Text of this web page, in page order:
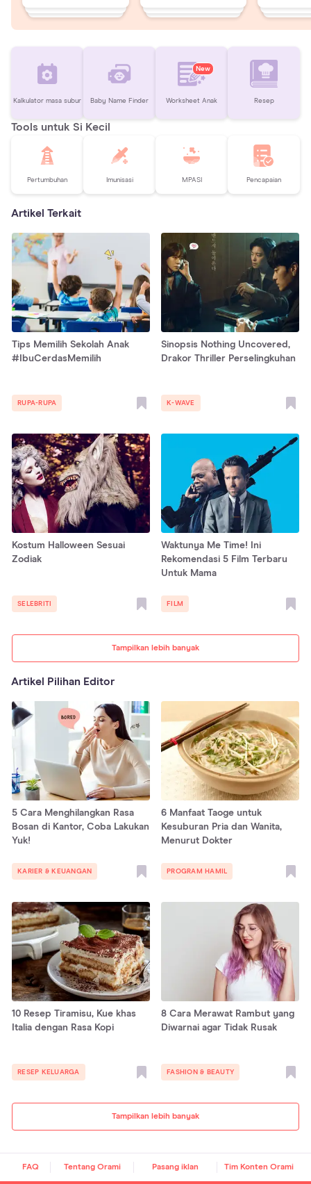
Kalkulator masa subur Baby Name Finder
New
Worksheet Anak Resep
Tools untuk Si Kecil
Pertumbuhan Imunisasi MPASI Pencapaian
Artikel Terkait
Tampilkan lebih banyak
Tips Memilih Sekolah Anak
#IbuCerdasMemilih
RUPA-RUPA
Sinopsis Nothing Uncovered,
Drakor Thriller Perselingkuhan
K-WAVE
Kostum Halloween Sesuai
Zodiak
SELEBRITI
Waktunya Me Time! Ini
Rekomendasi 5 Film Terbaru
Untuk Mama
FILM
Artikel Pilihan Editor
Tampilkan lebih banyak
5 Cara Menghilangkan Rasa
Bosan di Kantor, Coba Lakukan
Yuk!
KARIER & KEUANGAN
6 Manfaat Taoge untuk
Kesuburan Pria dan Wanita,
Menurut Dokter
PROGRAM HAMIL
10 Resep Tiramisu, Kue khas
Italia dengan Rasa Kopi
RESEP KELUARGA
8 Cara Merawat Rambut yang
Diwarnai agar Tidak Rusak
FASHION & BEAUTY
FAQ Tentang Orami Pasang iklan Tim Konten Orami